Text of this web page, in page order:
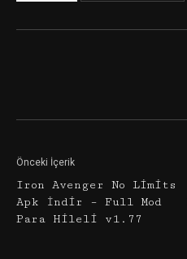
Önceki İçerik
Iron Avenger No Limits
Apk İndir – Full Mod
Para Hileli v1.77